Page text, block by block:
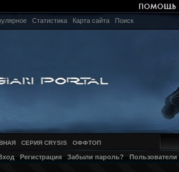
Статистика Карта сайта Поиск
СЕРИЯ CRYSIS ОФФТОП
Регистрация Забыли пароль? Пользователи